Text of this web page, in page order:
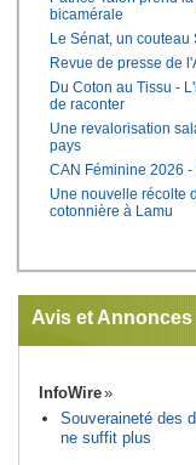
bicamérale
Le Sénat, un couteau
Revue de presse de
Du Coton au Tissu -
de raconter
Une revalorisation
pays
CAN Féminine 2026
Une nouvelle récolte
cotonnière à Lamu
Avis et Annonces
InfoWire
Souveraineté des
ne suffit plus